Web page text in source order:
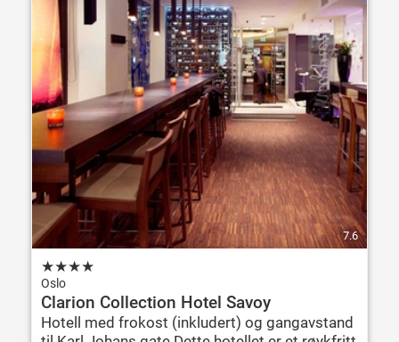
7.6
★★★★
Oslo
Clarion Collection Hotel Savoy
Hotell med frokost (inkludert) og gangavstand